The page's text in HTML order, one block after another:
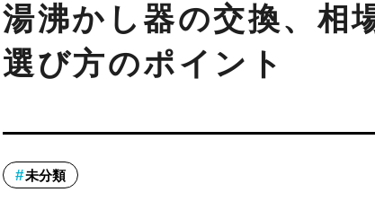
湯沸かし器の交換、相
選び方のポイント
未分類